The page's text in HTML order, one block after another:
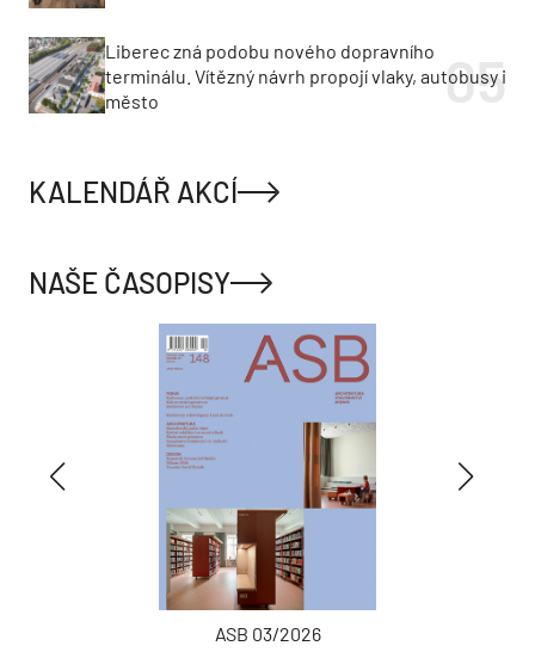
Liberec zná podobu nového dopravního
terminálu. Vítězný návrh propojí vlaky, autobusy i
město
KALENDÁŘ AKCÍ
NAŠE ČASOPISY
ASB 03/2026